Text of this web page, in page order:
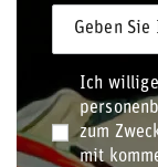
Geben
Ich
zum
mit